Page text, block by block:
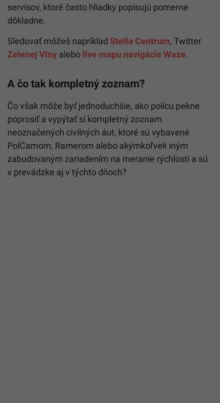
servisov, ktoré často hliadky popisujú pomerne
dôkladne.
Sledovať môžeš napríklad Stella Centrum, Twitter
Zelenej Vlny alebo live mapu navigácie Waze.
A čo tak kompletný zoznam?
Čo však môže byť jednoduchšie, ako polícu pekne
poprosiť a vypýtať si kompletný zoznam
neoznačených civilných áut, ktoré sú vybavené
PolCamom, Ramerom alebo akýmkoľvek iným
zabudovaným zariadením na meranie rýchlosti a sú
v prevádzke aj v týchto dňoch?